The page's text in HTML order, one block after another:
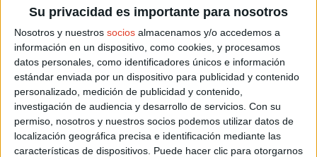
Su privacidad es importante para nosotros
Nosotros y nuestros socios almacenamos y/o accedemos a
información en un dispositivo, como cookies, y procesamos
datos personales, como identificadores únicos e información
estándar enviada por un dispositivo para publicidad y contenido
personalizado, medición de publicidad y contenido,
investigación de audiencia y desarrollo de servicios. Con su
permiso, nosotros y nuestros socios podemos utilizar datos de
localización geográfica precisa e identificación mediante las
características de dispositivos. Puede hacer clic para otorgarnos